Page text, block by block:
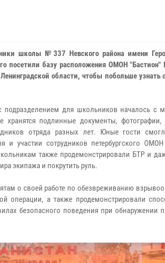
школы №337 Невского района имени
посетили базу расположения ОМОН "Бастион"
области, чтобы побольше узнать
подразделением для школьников началось с
хранятся подлинные документы,
отряда разных лет. Юные гости
и участии сотрудников петербургского ОМОН
также продемонстрировали БТР и
экипажа и покрутить руль.
о своей работе по обезвреживанию
операции, а также продемонстрировали
безопасного поведения при обнаружении